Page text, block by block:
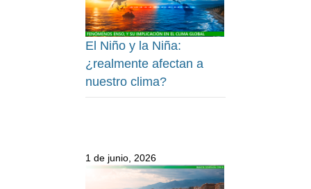
El Niño y la Niña:
¿realmente afectan a
nuestro clima?
1 de junio, 2026